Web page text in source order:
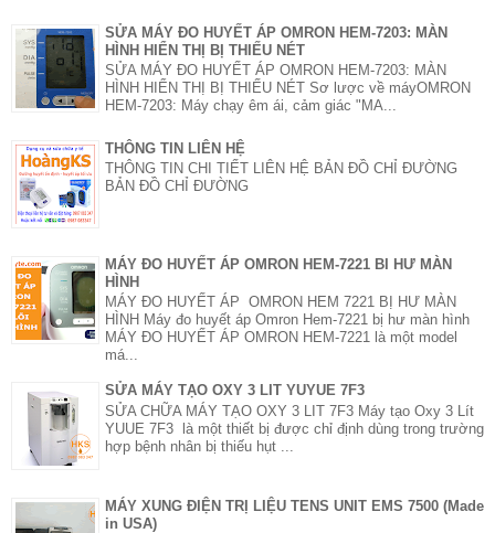
SỬA MÁY ĐO HUYẾT ÁP OMRON HEM-7203: MÀN
HÌNH HIỂN THỊ BỊ THIẾU NÉT
SỬA MÁY ĐO HUYẾT ÁP OMRON HEM-7203: MÀN
HÌNH HIỂN THỊ BỊ THIẾU NÉT Sơ lược về máyOMRON
HEM-7203: Máy chạy êm ái, cảm giác "MA...
THÔNG TIN LIÊN HỆ
THÔNG TIN CHI TIẾT LIÊN HỆ BẢN ĐỒ CHỈ ĐƯỜNG
BẢN ĐỒ CHỈ ĐƯỜNG
MÁY ĐO HUYẾT ÁP OMRON HEM-7221 BI HƯ MÀN
HÌNH
MÁY ĐO HUYẾT ÁP OMRON HEM 7221 BỊ HƯ MÀN
HÌNH Máy đo huyết áp Omron Hem-7221 bị hư màn hình
MÁY ĐO HUYẾT ÁP OMRON HEM-7221 là một model
má...
SỬA MÁY TẠO OXY 3 LIT YUYUE 7F3
SỬA CHỮA MÁY TẠO OXY 3 LIT 7F3 Máy tạo Oxy 3 Lít
YUUE 7F3 là một thiết bị được chỉ định dùng trong trường
hợp bệnh nhân bị thiếu hụt ...
MÁY XUNG ĐIỆN TRỊ LIỆU TENS UNIT EMS 7500 (Made
in USA)